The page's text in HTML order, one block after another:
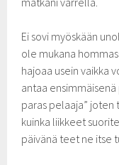
Ei sovi myöskään
ole mukana
hajoaa usein vaikka
antaa
paras pelaaja”
kuinka liikkeet
päivänä teet ne itse